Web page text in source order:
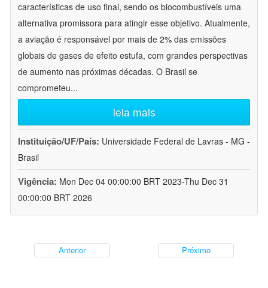
características de uso final, sendo os biocombustíveis uma
alternativa promissora para atingir esse objetivo. Atualmente,
a aviação é responsável por mais de 2% das emissões
globais de gases de efeito estufa, com grandes perspectivas
de aumento nas próximas décadas. O Brasil se
comprometeu...
leia mais
Instituição/UF/País: Universidade Federal de Lavras - MG -
Brasil
Vigência: Mon Dec 04 00:00:00 BRT 2023-Thu Dec 31
00:00:00 BRT 2026
Anterior Próximo